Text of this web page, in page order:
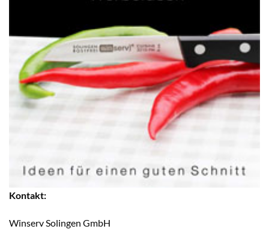
Kontakt:
Winserv Solingen GmbH